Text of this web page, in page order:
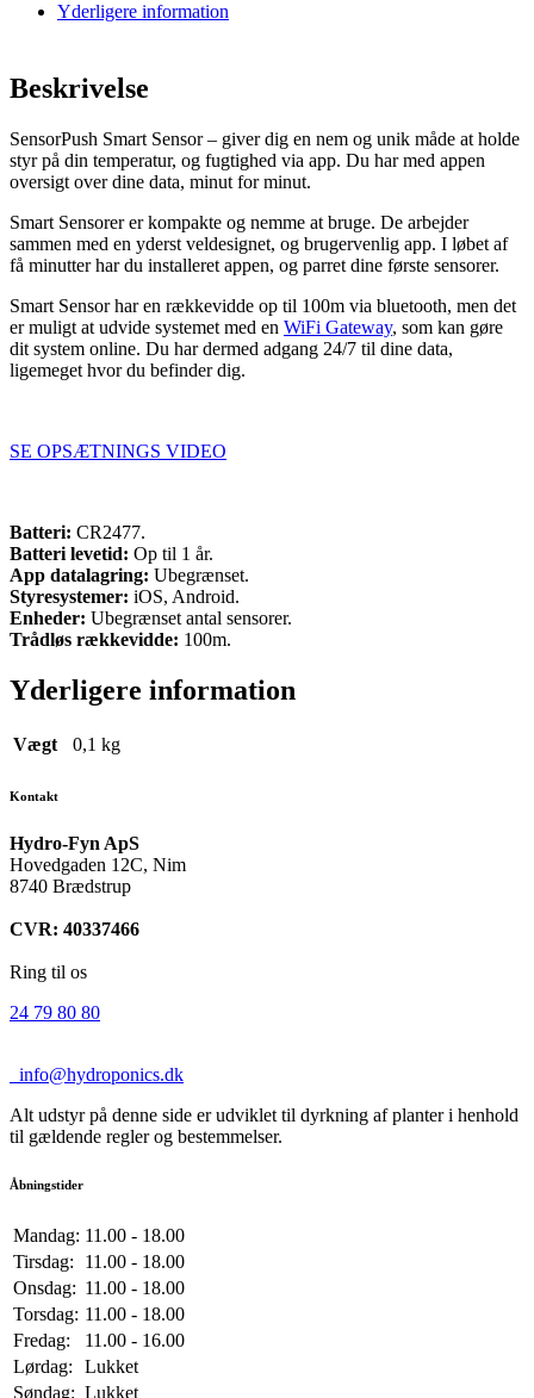
Yderligere information
Beskrivelse
SensorPush Smart Sensor – giver dig en nem og unik måde at holde
styr på din temperatur, og fugtighed via app. Du har med appen
oversigt over dine data, minut for minut.
Smart Sensorer er kompakte og nemme at bruge. De arbejder
sammen med en yderst veldesignet, og brugervenlig app. I løbet af
få minutter har du installeret appen, og parret dine første sensorer.
Smart Sensor har en rækkevidde op til 100m via bluetooth, men det
er muligt at udvide systemet med en WiFi Gateway, som kan gøre
dit system online. Du har dermed adgang 24/7 til dine data,
ligemeget hvor du befinder dig.
​SE OPSÆTNINGS VIDEO
Batteri: CR2477.​
Batteri levetid: Op til 1 år.​
App datalagring: Ubegrænset.​
Styresystemer: iOS, Android.​
Enheder: Ubegrænset antal sensorer.​
Trådløs rækkevidde: 100m.
Yderligere information
Vægt 0,1 kg
Kontakt
Hydro-Fyn ApS
Hovedgaden 12C, Nim
8740 Brædstrup
CVR: 40337466
Ring til os
24 79 80 80
info@hydroponics.dk
Alt udstyr på denne side er udviklet til dyrkning af planter i henhold
til gældende regler og bestemmelser.
Åbningstider
Mandag: 11.00 - 18.00
Tirsdag:
11.00 - 18.00
Onsdag: 11.00 - 18.00
Torsdag: 11.00 - 18.00
Fredag:
11.00 - 16.00
Lørdag:
Lukket
Søndag: Lukket